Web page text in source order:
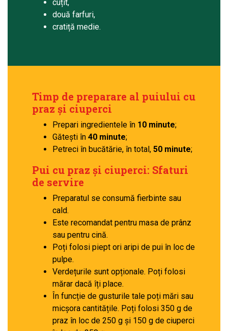
cuțit,
două farfuri,
cratiță medie.
Timp de preparare al puiului cu
praz și ciuperci
Prepari ingredientele în 10 minute;
Gătești în 40 minute;
Petreci în bucătărie, în total, 50 minute;
Pui cu praz și ciuperci: Sfaturi
de servire
Preparatul se consumă fierbinte sau
cald.
Este recomandat pentru masa de prânz
sau pentru cină.
Poți folosi piept ori aripi de pui în loc de
pulpe.
Verdețurile sunt opționale. Poți folosi
mărar dacă îți place.
În funcție de gusturile tale poți mări sau
micșora cantitățile. Poți folosi 350 g de
praz în loc de 250 g și 150 g de ciuperci